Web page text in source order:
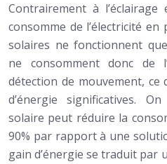
Contrairement à
consomme de l’électricité
solaires ne fonctionnent
ne consomment donc de
détection de mouvement, ce
d’énergie significatives.
solaire peut réduire la
90% par rapport à une
gain d’énergie se traduit par